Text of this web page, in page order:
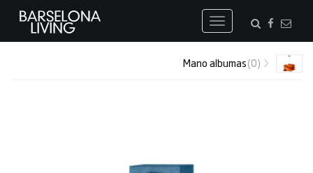
Toggle
navigation
Mano albumas(0)